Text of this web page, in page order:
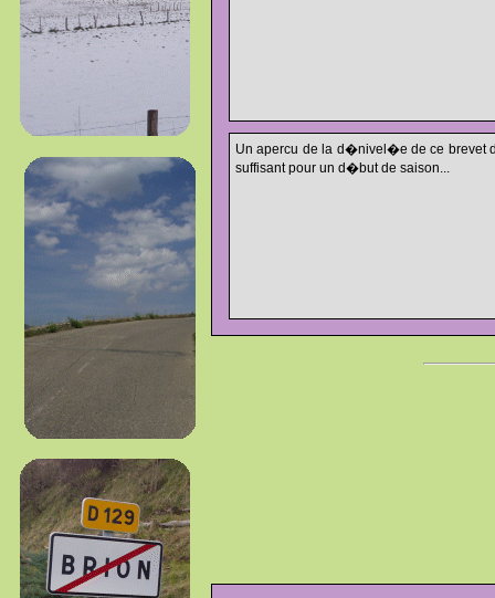
Un apercu de la d�nivel�e de ce brevet
suffisant pour un d�but de saison...